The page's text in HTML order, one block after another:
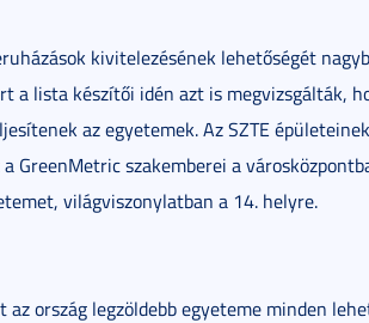
kivitelezésének lehetőségét
a lista készítői idén azt is megvizsgálták,
az egyetemek. Az SZTE
GreenMetric szakemberei a
világviszonylatban a 14. helyre.
ország legzöldebb egyeteme minden